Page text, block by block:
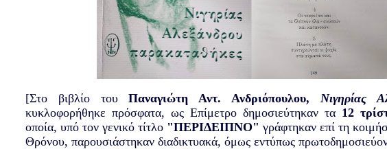
[Στο βιβλίο τουΠαναγιώτη Αντ. Ανδριόπουλου, Νιγηρίας
κυκλοφορήθηκε πρόσφατα, ως Επίμετρο δημοσιεύτηκαν τα 12
οποία, υπό τον γενικό τίτλο "ΠΕΡΙΔΕΙΠΝΟ" γράφτηκαν επί τη
Θρόνου, παρουσιάστηκαν διαδικτυακά, όμως εντύπως